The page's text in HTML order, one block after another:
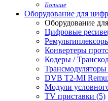
Больше
Оборудование для
Оборудование
Цифровые
Конвертеры
Кодеры /
DVB T2-MI
Модули
TV приставки (5)